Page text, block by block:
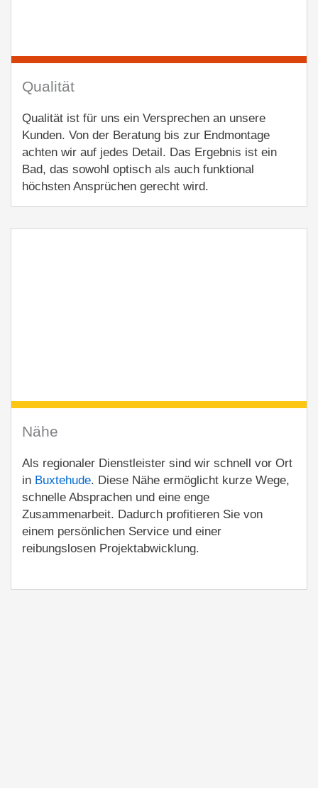
Qualität
Qualität ist für uns ein Versprechen an unsere
Kunden. Von der Beratung bis zur Endmontage
achten wir auf jedes Detail. Das Ergebnis ist ein
Bad, das sowohl optisch als auch funktional
höchsten Ansprüchen gerecht wird.
Nähe
Als regionaler Dienstleister sind wir schnell vor Ort
in Buxtehude. Diese Nähe ermöglicht kurze Wege,
schnelle Absprachen und eine enge
Zusammenarbeit. Dadurch profitieren Sie von
einem persönlichen Service und einer
reibungslosen Projektabwicklung.